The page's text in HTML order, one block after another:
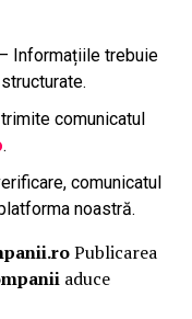
Informațiile trebuie
comunicatul
.
comunicatul
noastră.
Publicarea
aduce